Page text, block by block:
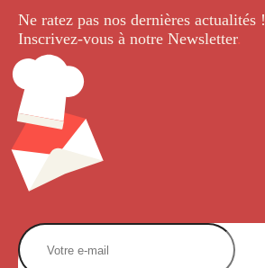
Ne ratez pas nos dernières actualités !
Inscrivez-vous à notre Newsletter.